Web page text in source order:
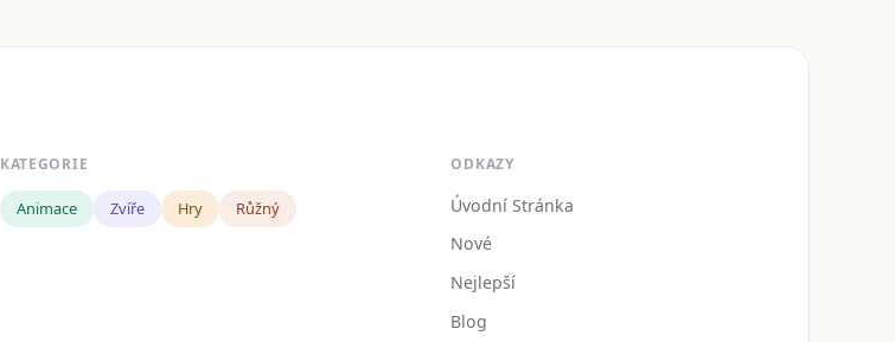
KATEGORIE
Animace Zvíře Hry Růžný
ODKAZY
Úvodní Stránka
Nové
Nejlepší
Blog